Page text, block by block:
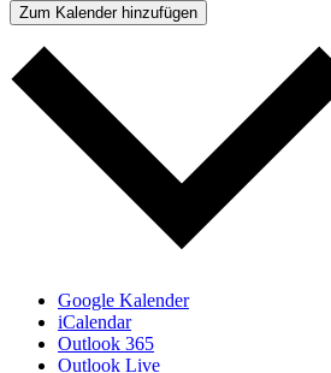
Zum Kalender hinzufügen
Google Kalender
iCalendar
Outlook 365
Outlook Live